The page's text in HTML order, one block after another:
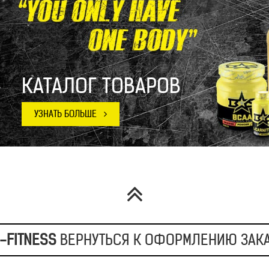
КАТАЛОГ ТОВАРОВ
FITNESS ВЕРНУТЬСЯ К ОФОРМЛЕНИЮ